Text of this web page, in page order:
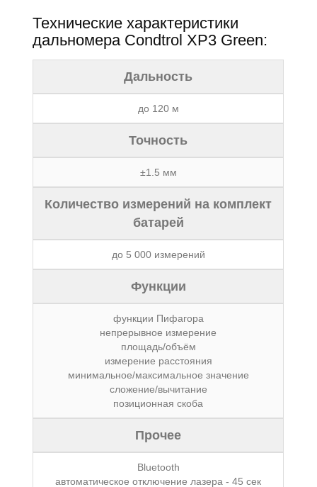
Технические характеристики
дальномера Condtrol XP3 Green:
Дальность
до 120 м
Точность
±1.5 мм
Количество измерений на комплект
батарей
до 5 000 измерений
Функции
функции Пифагора
непрерывное измерение
площадь/объём
измерение расстояния
минимальное/максимальное значение
сложение/вычитание
позиционная скоба
Прочее
Bluetooth
автоматическое отключение лазера - 45 сек